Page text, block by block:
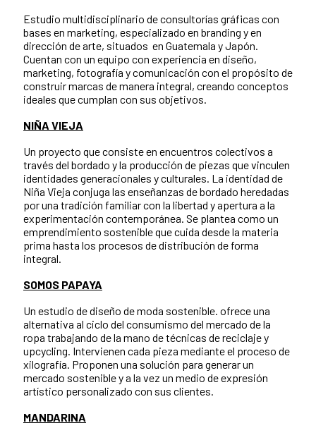
Estudio multidisciplinario de consultorías gráficas con
bases en marketing, especializado en branding y en
dirección de arte, situados en Guatemala y Japón.
Cuentan con un equipo con experiencia en diseño,
marketing, fotografía y comunicación con el propósito de
construir marcas de manera integral, creando conceptos
ideales que cumplan con sus objetivos.
NIÑA VIEJA
Un proyecto que consiste en encuentros colectivos a
través del bordado y la producción de piezas que vinculen
identidades generacionales y culturales. La identidad de
Niña Vieja conjuga las enseñanzas de bordado heredadas
por una tradición familiar con la libertad y apertura a la
experimentación contemporánea. Se plantea como un
emprendimiento sostenible que cuida desde la materia
prima hasta los procesos de distribución de forma
integral.
SOMOS PAPAYA
Un estudio de diseño de moda sostenible. ofrece una
alternativa al ciclo del consumismo del mercado de la
ropa trabajando de la mano de técnicas de reciclaje y
upcycling. Intervienen cada pieza mediante el proceso de
xilografía. Proponen una solución para generar un
mercado sostenible y a la vez un medio de expresión
artístico personalizado con sus clientes.
MANDARINA